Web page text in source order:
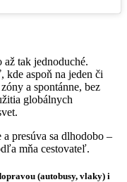
tak jednoduché.
kde aspoň na jeden či
a spontánne, bez
globálnych
presúva sa dlhodobo –
mňa cestovateľ.
(autobusy, vlaky) i